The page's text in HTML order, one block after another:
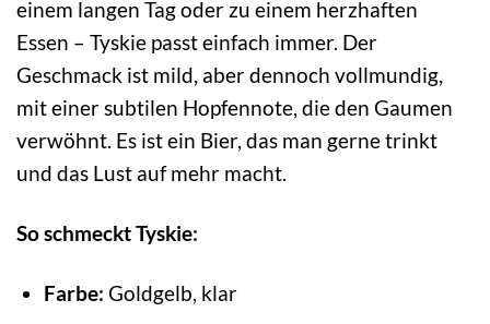
einem langen Tag oder zu einem herzhaften
Essen – Tyskie passt einfach immer. Der
Geschmack ist mild, aber dennoch vollmundig,
mit einer subtilen Hopfennote, die den Gaumen
verwöhnt. Es ist ein Bier, das man gerne trinkt
und das Lust auf mehr macht.
So schmeckt Tyskie:
Farbe: Goldgelb, klar